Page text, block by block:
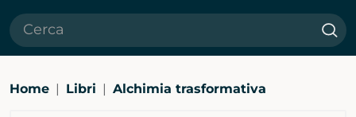
Home Libri Alchimia trasformativa